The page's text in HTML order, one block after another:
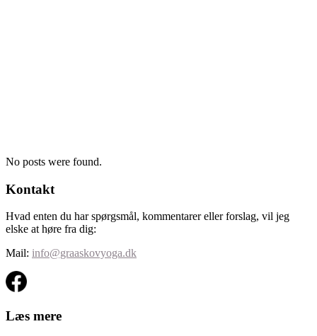
No posts were found.
Kontakt
Hvad enten du har spørgsmål, kommentarer eller forslag, vil jeg
elske at høre fra dig:
Mail: info@graaskovyoga.dk
Læs mere